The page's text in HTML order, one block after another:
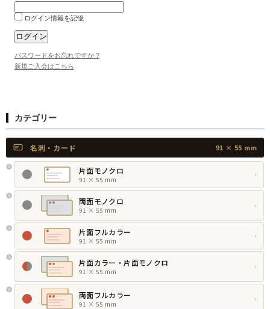
ログイン情報を記憶
パスワードをお忘れですか ?
新規ご入会はこちら
カテゴリー
名刺・カード 91 × 55 mm
片面モノクロ
91 × 55 mm
›
両面モノクロ
91 × 55 mm
›
片面フルカラー
91 × 55 mm
›
片面カラー・片面モノクロ
91 × 55 mm
›
両面フルカラー
91 × 55 mm
›